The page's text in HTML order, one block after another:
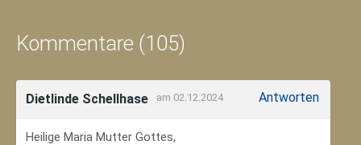
Kommentare (105)
Dietlinde Schellhase am 02.12.2024 Antworten
Heilige Maria Mutter Gottes,